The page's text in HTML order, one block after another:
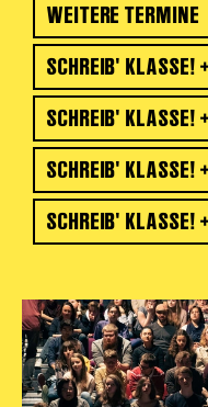
WEITERE TERMINE
SCHREIB' KLASSE!
SCHREIB' KLASSE!
SCHREIB' KLASSE!
SCHREIB' KLASSE!